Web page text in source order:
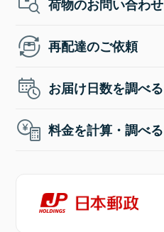
荷物のお問い合わせ
再配達のご依頼
お届け日数を調べる
料金を計算・調べる